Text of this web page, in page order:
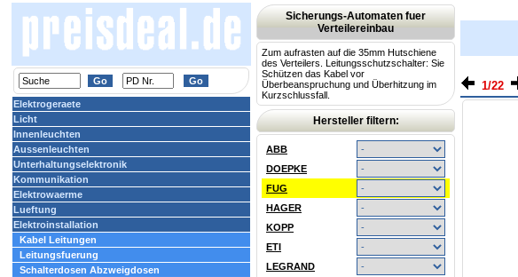
Elektrogeraete
Licht
Innenleuchten
Aussenleuchten
Unterhaltungselektronik
Kommunikation
Elektrowaerme
Lueftung
Elektroinstallation
Kabel Leitungen
Leitungsfuerung
Schalterdosen Abzweigdosen
Sicherungs-Automaten fuer
Verteilereinbau
Zum aufrasten auf die 35mm Hutschiene
des Verteilers. Leitungsschutzschalter: Sie
Schützen das Kabel vor
Überbeanspruchung und Überhitzung im
Kurzschlussfall.
Hersteller filtern:
ABB
DOEPKE
FUG
HAGER
KOPP
ETI
LEGRAND
1/22